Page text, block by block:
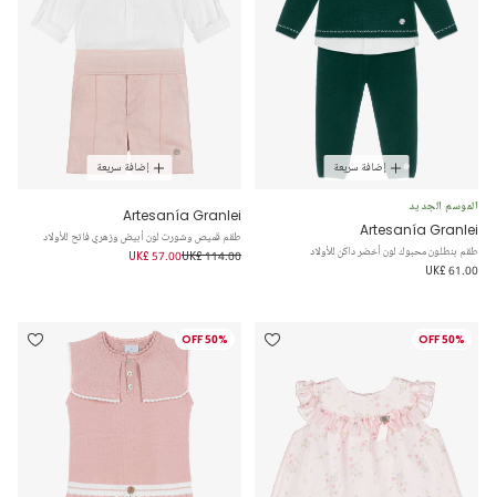
إضافة سريعة
الموسم الجديد
Artesanía Granlei
طقم بنطلون محبوك لون أخضر داكن للأولاد
UK£ 61.00
إضافة سريعة
Artesanía Granlei
طقم قميص وشورت لون أبيض وزهري فاتح للأولاد
UK£ 114.00
UK£ 57.00
50% OFF
50% OFF